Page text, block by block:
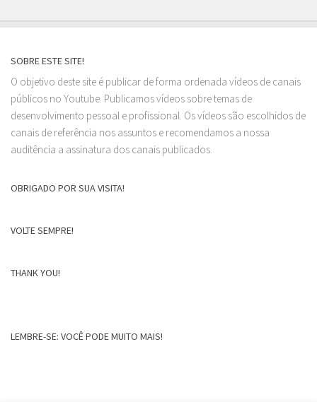
SOBRE ESTE SITE!
O objetivo deste site é publicar de forma ordenada vídeos de canais
públicos no Youtube. Publicamos vídeos sobre temas de
desenvolvimento pessoal e profissional. Os vídeos são escolhidos de
canais de referência nos assuntos e recomendamos a nossa
auditência a assinatura dos canais publicados.
OBRIGADO POR SUA VISITA!
VOLTE SEMPRE!
THANK YOU!
LEMBRE-SE: VOCÊ PODE MUITO MAIS!